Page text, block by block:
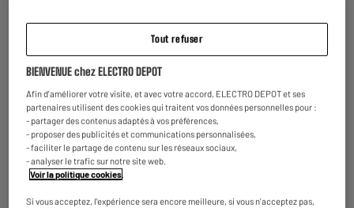
Full HD
Profitez d’une définition d’image Full HD 1080p
Tout refuser
BIENVENUE chez ELECTRO DEPOT
Afin d'améliorer votre visite, et avec votre accord, ELECTRO DEPOT et ses
partenaires utilisent des cookies qui traitent vos données personnelles pour :
- partager des contenus adaptés à vos préférences,
- proposer des publicités et communications personnalisées,
- faciliter le partage de contenu sur les réseaux sociaux,
- analyser le trafic sur notre site web.
Voir la politique cookies
Si vous acceptez, l'expérience sera encore meilleure, si vous n'acceptez pas,